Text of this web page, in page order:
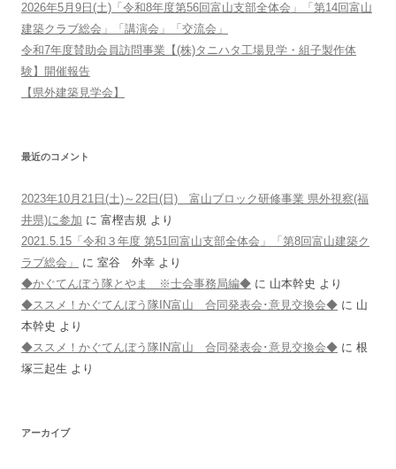
2026年5月9日(土)「令和8年度第56回富山支部全体会」「第14回富山
建築クラブ総会」「講演会」「交流会」
令和7年度賛助会員訪問事業【(株)タニハタ工場見学・組子製作体
験】開催報告
【県外建築見学会】
最近のコメント
2023年10月21日(土)～22日(日) 富山ブロック研修事業 県外視察(福
井県)に参加 に 富樫吉規 より
2021.5.15「令和３年度 第51回富山支部全体会」「第8回富山建築ク
ラブ総会」
に 室谷 外幸 より
◆かぐてんぼう隊とやま ※士会事務局編◆ に 山本幹史 より
◆ススメ！かぐてんぼう隊IN富山 合同発表会･意見交換会◆ に 山
本幹史 より
◆ススメ！かぐてんぼう隊IN富山 合同発表会･意見交換会◆ に 根
塚三起生 より
アーカイブ